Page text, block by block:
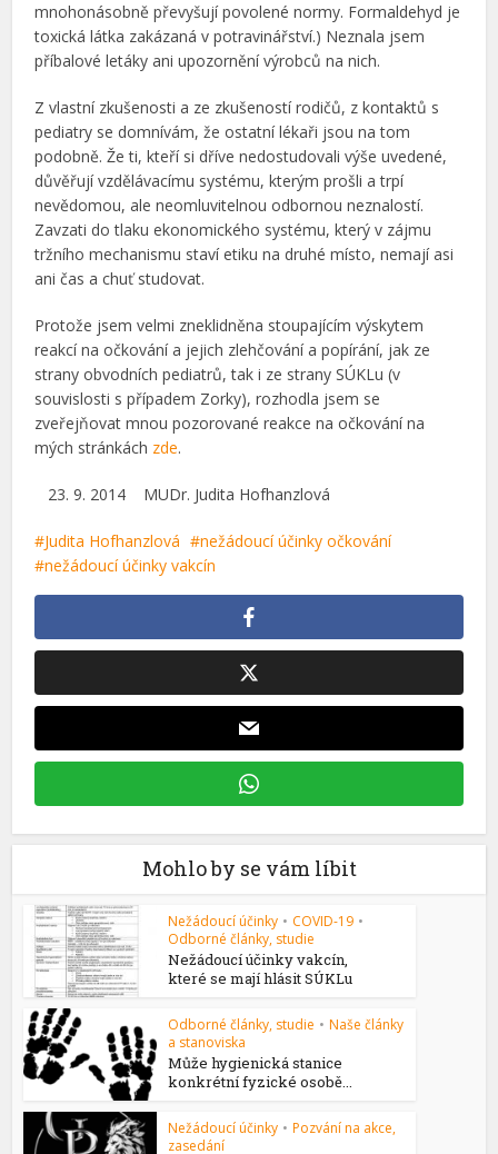
mnohonásobně převyšují povolené normy. Formaldehyd je
toxická látka zakázaná v potravinářství.) Neznala jsem
příbalové letáky ani upozornění výrobců na nich.
Z vlastní zkušenosti a ze zkušeností rodičů, z kontaktů s
pediatry se domnívám, že ostatní lékaři jsou na tom
podobně. Že ti, kteří si dříve nedostudovali výše uvedené,
důvěřují vzdělávacímu systému, kterým prošli a trpí
nevědomou, ale neomluvitelnou odbornou neznalostí.
Zavzati do tlaku ekonomického systému, který v zájmu
tržního mechanismu staví etiku na druhé místo, nemají asi
ani čas a chuť studovat.
Protože jsem velmi zneklidněna stoupajícím výskytem
reakcí na očkování a jejich zlehčování a popírání, jak ze
strany obvodních pediatrů, tak i ze strany SÚKLu (v
souvislosti s případem Zorky), rozhodla jsem se
zveřejňovat mnou pozorované reakce na očkování na
mých stránkách zde.
23. 9. 2014 MUDr. Judita Hofhanzlová
Judita Hofhanzlová
nežádoucí účinky očkování
nežádoucí účinky vakcín
Mohlo by se vám líbit
Nežádoucí účinky • COVID-19 •
Odborné články, studie
Nežádoucí účinky vakcín,
které se mají hlásit SÚKLu
Odborné články, studie • Naše články
a stanoviska
Může hygienická stanice
konkrétní fyzické osobě...
Nežádoucí účinky • Pozvání na akce,
zasedání